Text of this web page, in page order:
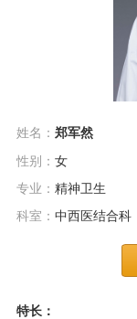
姓名： 郑军然
性别： 女
专业： 精神卫生
科室： 中西医结合科
特长：